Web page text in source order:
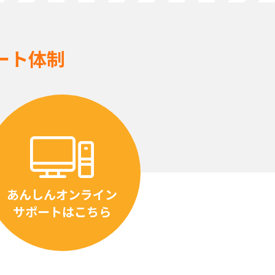
ト体制
あんしんオンライン
サポートはこちら